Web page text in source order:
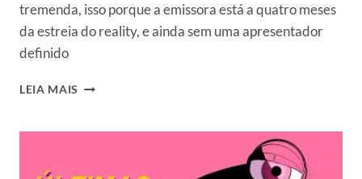
tremenda, isso porque a emissora está a quatro meses
da estreia do reality, e ainda sem uma apresentador
definido
LEIA MAIS EMPRESA
BIG